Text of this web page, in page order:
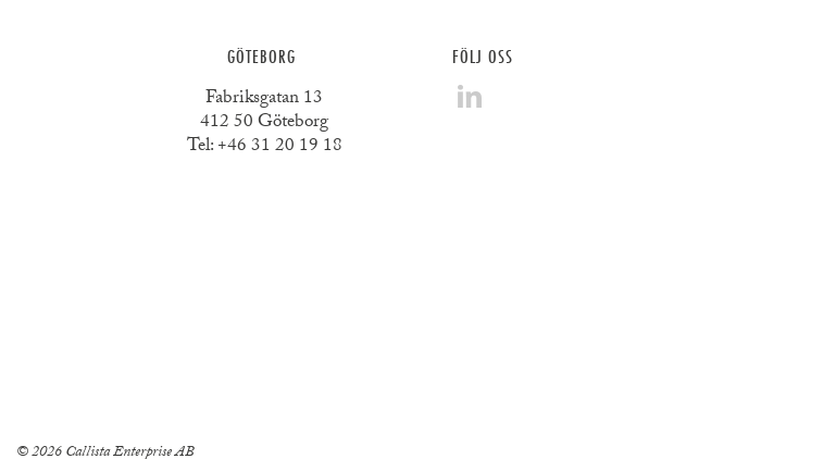
GÖTEBORG
Fabriksgatan 13
412 50 Göteborg
Tel:+46 31 20 19 18
FÖLJ OSS
© 2026 Callista Enterprise AB